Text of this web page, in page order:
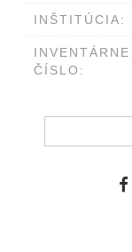
INŠTITÚCIA:
INVENTÁRNE
ČÍSLO: